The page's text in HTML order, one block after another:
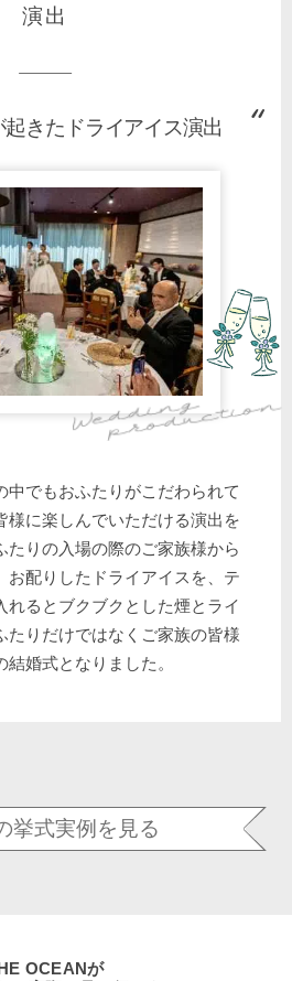
演出
きたドライアイス演出
中でもおふたりがこだわられて
様に楽しんでいただける演出を
たりの入場の際のご家族様から
お配りしたドライアイスを、テ
れるとブクブクとした煙とライ
たりだけではなくご家族の皆様
婚式となりました。
挙式実例を見る
OCEANが